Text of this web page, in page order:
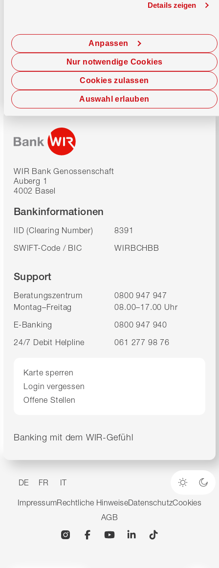
Details zeigen
Cookies zulassen
Anpassen
Auswahl erlauben
Nur notwendige Cookies
Jetzt chatten
WIR Bank Genossenschaft
Auberg 1
4002 Basel
Bankinformationen
IID (Clearing Number)
8391
SWIFT-Code / BIC
WIRBCHBB
Support
Beratungszentrum
0800 947 947
Montag–Freitag
08.00–17.00 Uhr
E-Banking
0800 947 940
24/7 Debit Helpline
061 277 98 76
Karte sperren
Login vergessen
Offene Stellen
Banking mit dem WIR-Gefühl
DE FR IT
Heller
ImpressumRechtliche HinweiseDatenschutzCookies
AGB
InstagramFacebookYouTubeLinkedin